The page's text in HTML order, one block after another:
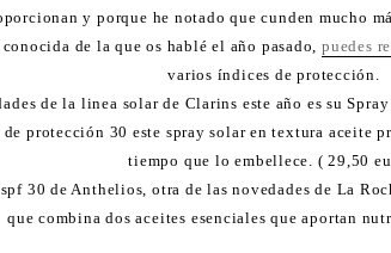
y porque he notado que cunden mucho
de la que os hablé el año pasado,puedes
varios índices de protección.
de la linea solar de Clarins este año es su
protección 30 este spray solar en textura aceite
tiempo que lo embellece. ( 29,50
30 de Anthelios, otra de las novedades de La
que combina dos aceites esenciales que aportan